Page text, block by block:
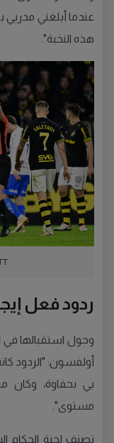
عندما أبلغني
هذه النخبة".
ردود فعل
وحول استقبالها في
أولفسون: "الردود
بي بحفاوة، وكان
مستوى".
تصنف لجنة الحكام